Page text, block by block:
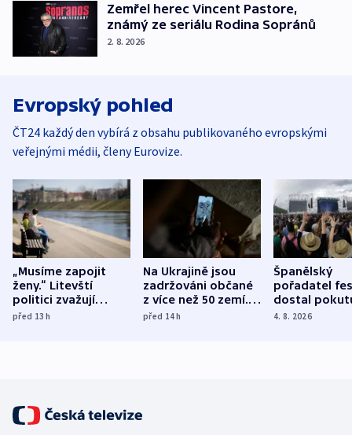
Zemřel herec Vincent Pastore,
známý ze seriálu Rodina Sopránů
2. 8. 2026
Evropský pohled
ČT24 každý den vybírá z obsahu publikovaného evropskými
veřejnými médii, členy Eurovize.
„Musíme zapojit
ženy.“ Litevští
politici zvažují
dohodu o
před 13h
Na Ukrajině jsou
zadržováni občané
z více než 50 zemí.
Bojovali na straně
před 14h
Španělský
pořadatel
dostal
nekalé
4. 8. 2026